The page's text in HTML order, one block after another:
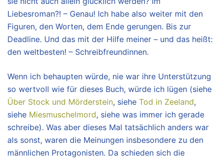
Liebesroman?! – Genau! Ich habe also weiter mit den
Figuren, den Worten, dem Ende gerungen. Bis zur
Deadline. Und das mit der Hilfe meiner – und das heißt:
den weltbesten! – Schreibfreundinnen.
Wenn ich behaupten würde, nie war ihre Unterstützung
so wertvoll wie für dieses Buch, würde ich lügen (siehe
Über Stock und Mörderstein, siehe Tod in Zeeland,
siehe Miesmuschelmord, siehe was immer ich gerade
schreibe). Was aber dieses Mal tatsächlich anders war
als sonst, waren die Meinungen insbesondere zu den
männlichen Protagonisten. Da schieden sich die